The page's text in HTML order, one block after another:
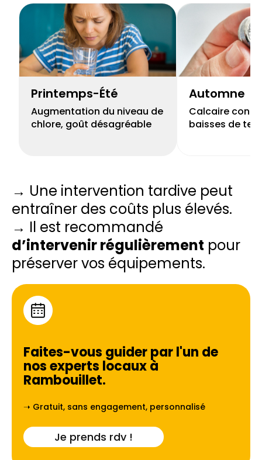
Printemps-Été
Augmentation du niveau de
chlore, goût désagréable
Automne
Calcaire
baisses de
→ Une intervention tardive peut
entraîner des coûts plus élevés.
→ Il est recommandé
d’intervenir régulièrement pour
préserver vos équipements.
Faites-vous guider par l'un de
nos experts locaux à
Rambouillet.
➝ Gratuit, sans engagement, personnalisé
Je prends rdv !